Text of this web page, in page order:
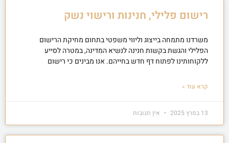
רישום פלילי, חנינות ורישוי נשק
משרדנו מתמחה בייצוג וליווי משפטי בתחום מחיקת הרישום
הפלילי והגשת בקשות חנינה לנשיא המדינה, במטרה לסייע
ללקוחותינו לפתוח דף חדש בחייהם. אנו מבינים כי רישום
קרא עוד »
13 במרץ 2025 אין תגובות